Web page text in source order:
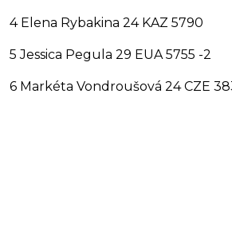
4 Elena Rybakina 24 KAZ 5790
5 Jessica Pegula 29 EUA 5755 -2
6 Markéta Vondroušová 24 CZE